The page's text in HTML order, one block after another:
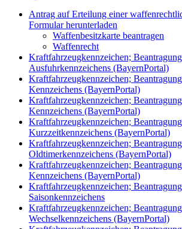
Antrag auf Erteilung einer
Formular herunterladen
Waffenbesitzkarte beantragen
Waffenrecht
Kraftfahrzeugkennzeichen;
Ausfuhrkennzeichens (BayernPortal)
Kraftfahrzeugkennzeichen;
Kennzeichens (BayernPortal)
Kraftfahrzeugkennzeichen;
Kennzeichens (BayernPortal)
Kraftfahrzeugkennzeichen;
Kurzzeitkennzeichens (BayernPortal)
Kraftfahrzeugkennzeichen;
Oldtimerkennzeichens (BayernPortal)
Kraftfahrzeugkennzeichen;
Kennzeichens (BayernPortal)
Kraftfahrzeugkennzeichen;
Saisonkennzeichens
Kraftfahrzeugkennzeichen;
Wechselkennzeichens (BayernPortal)